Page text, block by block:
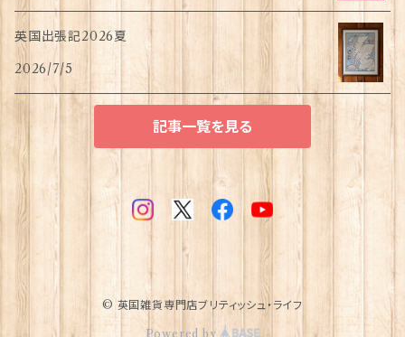
英国出張記2026夏
2026/7/5
記事一覧を見る
© 英国雑貨専門店ブリティッシュ・ライフ
Powered by